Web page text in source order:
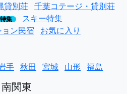
貸別荘 千葉コテージ・貸別荘
特集
スキー特集
ン民宿 お気に入り
手 秋田 宮城 山形 福島
南関東